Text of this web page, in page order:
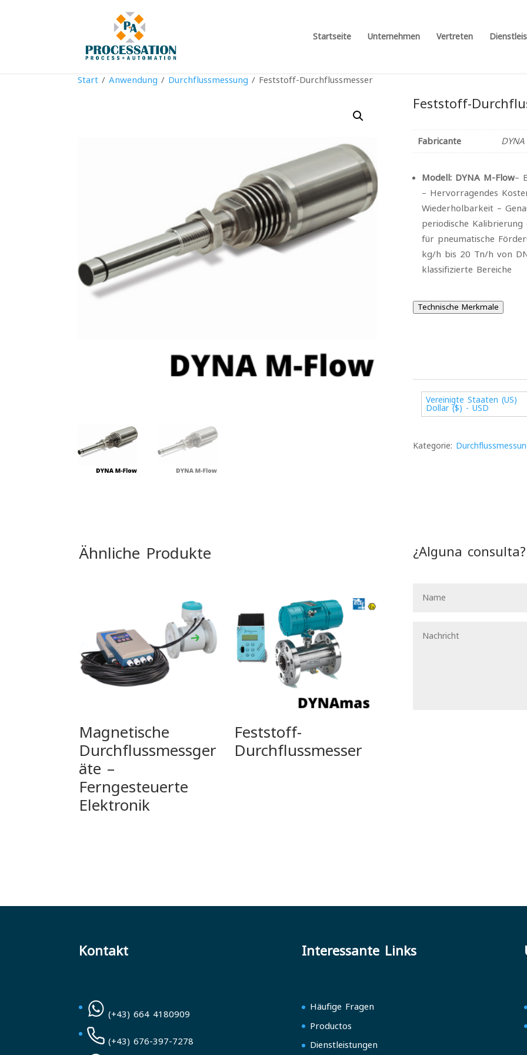
Startseite Unternehmen Vertreten
Start / Anwendung / Durchflussmessung / Feststoff-Durchflussmesser
Feststoff-
Fabricante
Modell: DYNA M-Flow–
– Hervorragendes
Wiederholbarkeit –
periodische
für pneumatische
kg/h bis 20 Tn/h von
klassifizierte Bereiche
Technische Merkmale
Vereinigte Staaten (US)
Dollar ($) - USD
Kategorie:
Ähnliche Produkte
Magnetische
Durchflussmessger
äte –
Ferngesteuerte
Elektronik
Feststoff-
Durchflussmesser
¿Alguna consulta?
Kontakt
(+43) 664 4180909
(+43) 676-397-7278
Interessante Links
Häufige Fragen
Productos
Dienstleistungen